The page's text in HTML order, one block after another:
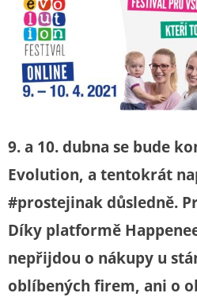
9. a 10. dubna se bude
Evolution, a tentokrát
#prostejinak důsledně.
Díky platformě
nepřijdou o nákupy u
oblíbených firem, ani o